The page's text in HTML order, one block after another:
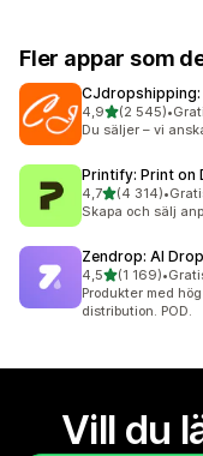
Fler appar som
CJdropshipping:
4,9av 5 stjärnor
(2 545)
2545 recensioner
•
Du säljer – vi
Printify: Print on
4,7av 5 stjärnor
(4 314)
4314 recensioner
•
Skapa och sälj
Zendrop: AI
4,5av 5 stjärnor
(1 169)
1169 recensioner
•
Produkter med
distribution. POD.
Vill du